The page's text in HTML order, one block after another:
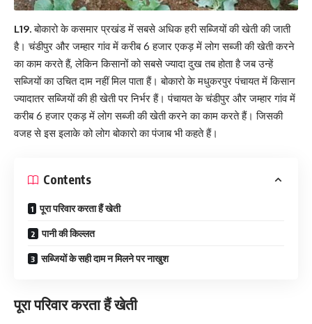
L19.बोकारो के कसमार प्रखंड में सबसे अधिक हरी सब्जियों की खेती की जाती
है। चंडीपुर और जम्हार गांव में करीब 6 हजार एकड़ में लोग सब्जी की खेती करने
का काम करते हैं, लेकिन किसानों को सबसे ज्यादा दुख तब होता है जब उन्हें
सब्जियों का उचित दाम नहीं मिल पाता हैं। बोकारो के मधुकरपुर पंचायत में किसान
ज्यादातर सब्जियों की ही खेती पर निर्भर हैं। पंचायत के चंडीपुर और जम्हार गांव में
करीब 6 हजार एकड़ में लोग सब्जी की खेती करने का काम करते हैं। जिसकी
वजह से इस इलाके को लोग बोकारो का पंजाब भी कहते हैं।
Contents
पूरा परिवार करता हैं खेती
पानी की किल्लत
सब्जियों के सही दाम न मिलने पर नाखुश
पूरा परिवार करता हैं खेती